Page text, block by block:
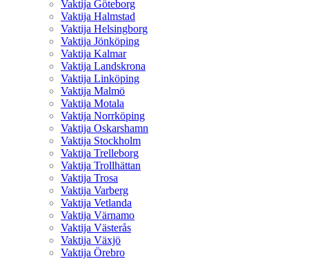
Vaktija Göteborg
Vaktija Halmstad
Vaktija Helsingborg
Vaktija Jönköping
Vaktija Kalmar
Vaktija Landskrona
Vaktija Linköping
Vaktija Malmö
Vaktija Motala
Vaktija Norrköping
Vaktija Oskarshamn
Vaktija Stockholm
Vaktija Trelleborg
Vaktija Trollhättan
Vaktija Trosa
Vaktija Varberg
Vaktija Vetlanda
Vaktija Värnamo
Vaktija Västerås
Vaktija Växjö
Vaktija Örebro